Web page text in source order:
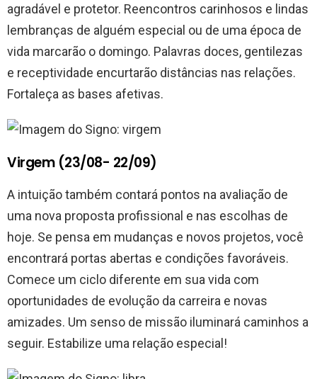
agradável e protetor. Reencontros carinhosos e lindas
lembranças de alguém especial ou de uma época de
vida marcarão o domingo. Palavras doces, gentilezas
e receptividade encurtarão distâncias nas relações.
Fortaleça as bases afetivas.
Virgem (23/08- 22/09)
A intuição também contará pontos na avaliação de
uma nova proposta profissional e nas escolhas de
hoje. Se pensa em mudanças e novos projetos, você
encontrará portas abertas e condições favoráveis.
Comece um ciclo diferente em sua vida com
oportunidades de evolução da carreira e novas
amizades. Um senso de missão iluminará caminhos a
seguir. Estabilize uma relação especial!